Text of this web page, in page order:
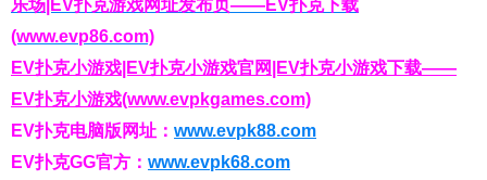
乐场|EV扑克游戏网址发布页——EV扑克下载
(www.evp86.com)
EV扑克小游戏|EV扑克小游戏官网|EV扑克小游戏下载——
EV扑克小游戏(www.evpkgames.com)
EV扑克电脑版网址： www.evpk88.com
EV扑克GG官方： www.evpk68.com